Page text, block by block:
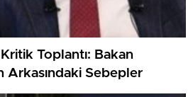
Toplantı: Bakan
Arkasındaki Sebepler